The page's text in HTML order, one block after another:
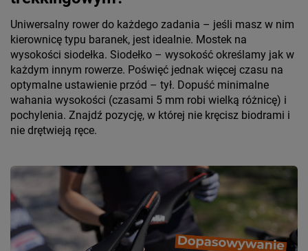
Uniwersalny rower do każdego zadania – jeśli masz w nim
kierownicę typu baranek, jest idealnie. Mostek na
wysokości siodełka. Siodełko – wysokość określamy jak w
każdym innym rowerze. Poświęć jednak więcej czasu na
optymalne ustawienie przód – tył. Dopuść minimalne
wahania wysokości (czasami 5 mm robi wielką różnicę) i
pochylenia. Znajdź pozycję, w której nie kręcisz biodrami i
nie drętwieją ręce.